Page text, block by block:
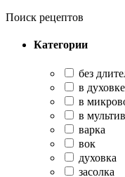
Поиск рецептов
Категории
без
в духовке
в
в
варка
вок
духовка
засолка